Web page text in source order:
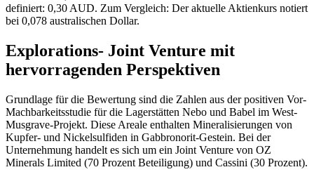
definiert: 0,30 AUD. Zum Vergleich: Der aktuelle Aktienkurs notiert
bei 0,078 australischen Dollar.
Explorations- Joint Venture mit
hervorragenden Perspektiven
Grundlage für die Bewertung sind die Zahlen aus der positiven Vor-
Machbarkeitsstudie für die Lagerstätten Nebo und Babel im West-
Musgrave-Projekt. Diese Areale enthalten Mineralisierungen von
Kupfer- und Nickelsulfiden in Gabbronorit-Gestein. Bei der
Unternehmung handelt es sich um ein Joint Venture von OZ
Minerals Limited (70 Prozent Beteiligung) und Cassini (30 Prozent).